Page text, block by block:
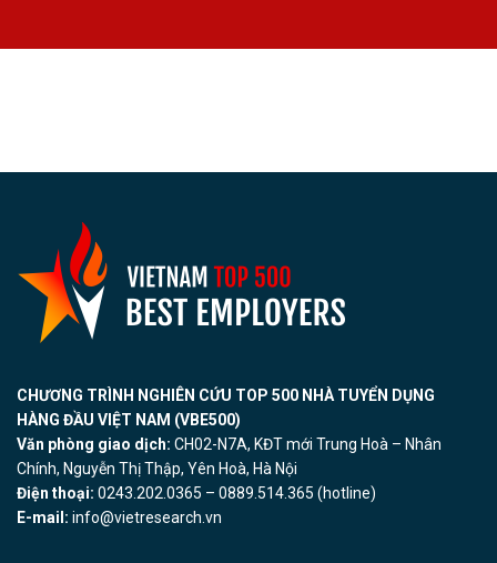
CHƯƠNG TRÌNH NGHIÊN CỨU TOP 500 NHÀ TUYỂN DỤNG
HÀNG ĐẦU VIỆT NAM (VBE500)
Văn phòng giao dịch: CH02-N7A, KĐT mới Trung Hoà – Nhân
Chính, Nguyễn Thị Thập, Yên Hoà, Hà Nội
Điện thoại: 0243.202.0365 – 0889.514.365 (hotline)
E-mail: info@vietresearch.vn